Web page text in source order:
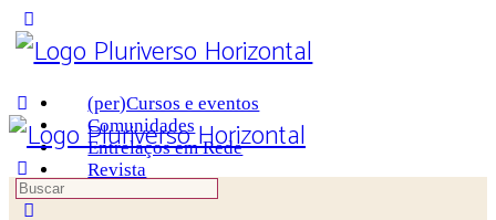
Panel
(per)Cursos e eventos
Comunidades
Entrelaços em Rede
Revista
Procurar
por: